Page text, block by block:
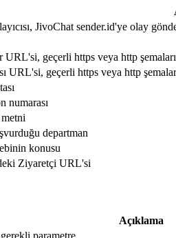
JivoChat sender.id'ye olay
URL'si, geçerli https veya http şemaları
URL'si, geçerli https veya http
numarası
departman
konusu
Ziyaretçi URL'si
Açıklama
parametre